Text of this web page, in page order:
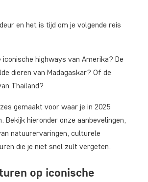
en het is tijd om je volgende reis
highways van Amerika? De
dieren van Madagaskar? Of de
Thailand?
gemaakt voor waar je in 2025
Bekijk hieronder onze aanbevelingen,
natuurervaringen, culturele
die je niet snel zult vergeten.
op iconische